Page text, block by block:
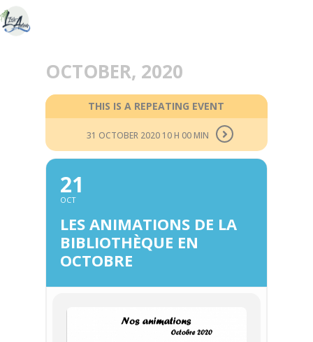
OCTOBER, 2020
THIS IS A REPEATING EVENT
31 OCTOBER 2020 10 H 00 MIN
21
OCT
LES ANIMATIONS DE LA
BIBLIOTHÈQUE EN
OCTOBRE